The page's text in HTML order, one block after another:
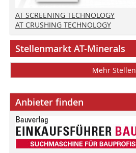
AT SCREENING TECHNOLOGY
AT CRUSHING TECHNOLOGY
Stellenmarkt AT-Minerals
Mehr Stellen
Anbieter finden